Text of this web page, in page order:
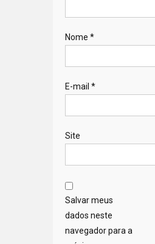
Nome *
E-mail *
Site
Salvar meus
dados neste
navegador para a